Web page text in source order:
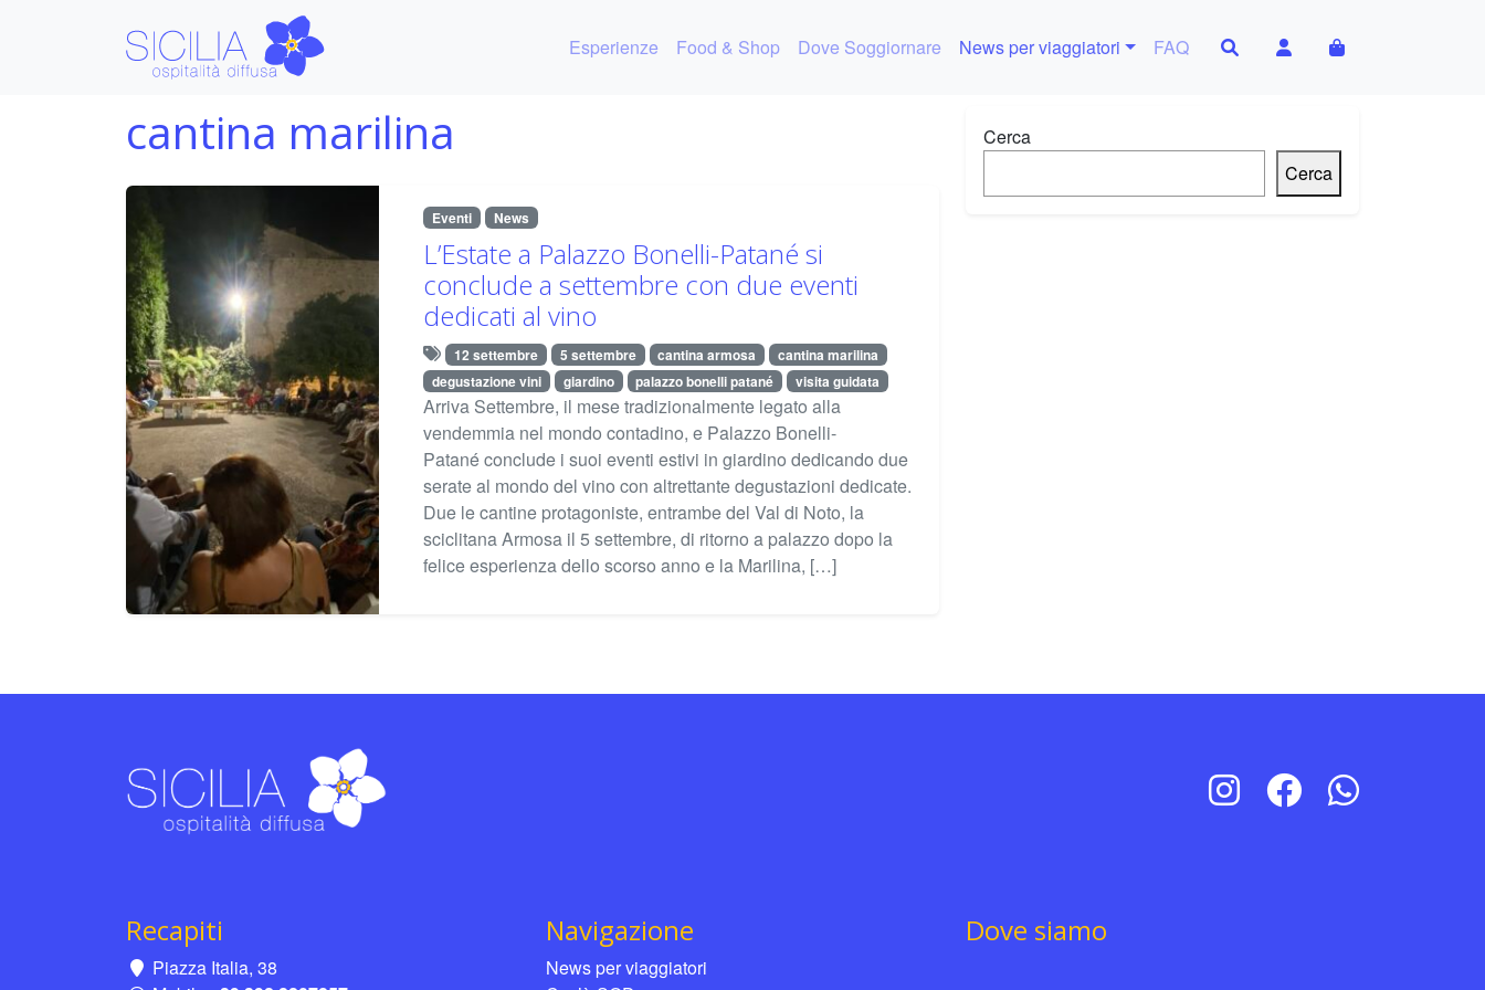
Esperienze Food & Shop Dove Soggiornare News per viaggiatori FAQ SearchAccountCart
cantina marilina
Eventi News
L’Estate a Palazzo Bonelli-Patané si
conclude a settembre con due eventi
dedicati al vino
12 settembre 5 settembre cantina armosa
cantina marilina
degustazione vini
giardino palazzo bonelli patané visita guidata
Arriva Settembre, il mese tradizionalmente legato alla
vendemmia nel mondo contadino, e Palazzo Bonelli-
Patané conclude i suoi eventi estivi in giardino dedicando due
serate al mondo del vino con altrettante degustazioni dedicate.
Due le cantine protagoniste, entrambe del Val di Noto, la
sciclitana Armosa il 5 settembre, di ritorno a palazzo dopo la
felice esperienza dello scorso anno e la Marilina, […]
Cerca
Cerca
Recapiti
Piazza Italia, 38
Navigazione
News per viaggiatori
Dove siamo